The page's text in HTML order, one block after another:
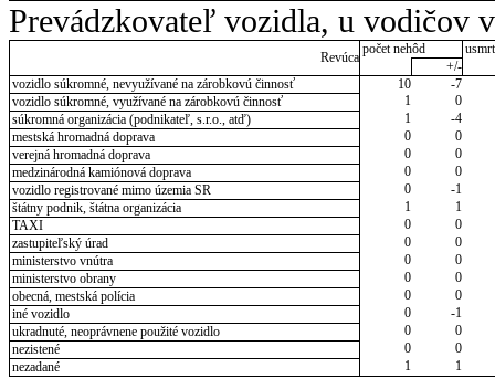
Prevádzkovateľ vozidla, u vodičov
Revúca
počet nehôd
+/-
vozidlo súkromné, nevyužívané na zárobkovú činnosť
10
-7
vozidlo súkromné, využívané na zárobkovú činnosť
1
0
súkromná organizácia (podnikateľ, s.r.o., atď)
1
-4
mestská hromadná doprava
0
0
verejná hromadná doprava
0
0
medzinárodná kamiónová doprava
0
0
vozidlo registrované mimo územia SR
0
-1
štátny podnik, štátna organizácia
1
1
TAXI
0
0
zastupiteľský úrad
0
0
ministerstvo vnútra
0
0
ministerstvo obrany
0
0
obecná, mestská polícia
0
0
iné vozidlo
0
-1
ukradnuté, neoprávnene použité vozidlo
0
0
nezistené
0
0
nezadané
1 1